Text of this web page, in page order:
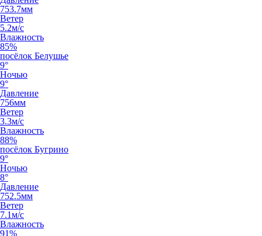
753.7мм
Ветер
5.2м/с
Влажность
85%
посёлок Белушье
9°
Ночью
9°
Давление
756мм
Ветер
3.3м/с
Влажность
88%
посёлок Бугрино
9°
Ночью
8°
Давление
752.5мм
Ветер
7.1м/с
Влажность
91%